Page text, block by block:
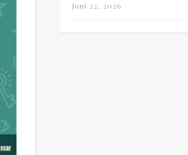
Juni 22, 2026